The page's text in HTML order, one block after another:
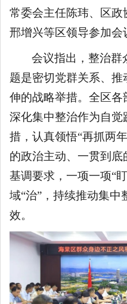
常委会主任陈玮、区
邢增兴等区领导参加会
会议指出，整治群
题是密切党群关系、
伸的战略举措。全区
深化集中整治作为自觉
措，认真领悟“再抓两
的政治主动、一贯到
基调要求，一项一项“
域“治”，持续推动集
效。